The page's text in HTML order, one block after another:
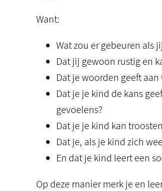
Want:
Wat zou er gebeuren als
Dat jij gewoon rustig en
Dat je woorden geeft
Dat je je kind de kans
gevoelens?
Dat je je kind kan
Dat je, als je kind zich
En dat je kind leert een
Op deze manier merk je en